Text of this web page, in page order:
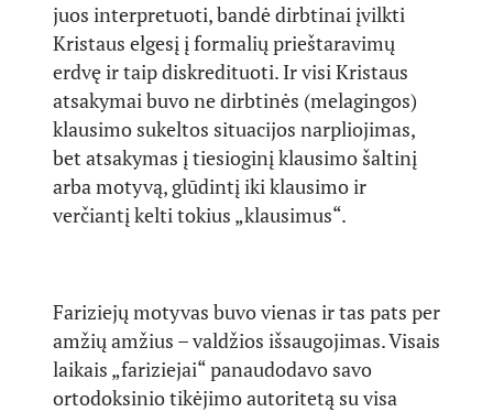
juos interpretuoti, bandė dirbtinai įvilkti
Kristaus elgesį į formalių prieštaravimų
erdvę ir taip diskredituoti. Ir visi Kristaus
atsakymai buvo ne dirbtinės (melagingos)
klausimo sukeltos situacijos narpliojimas,
bet atsakymas į tiesioginį klausimo šaltinį
arba motyvą, glūdintį iki klausimo ir
verčiantį kelti tokius „klausimus“.
Fariziejų motyvas buvo vienas ir tas pats per
amžių amžius – valdžios išsaugojimas. Visais
laikais „fariziejai“ panaudodavo savo
ortodoksinio tikėjimo autoritetą su visa